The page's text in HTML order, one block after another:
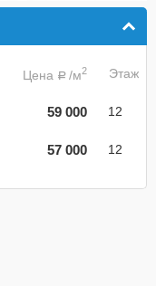
Цена a /м2 Этаж
59 000 12
57 000 12